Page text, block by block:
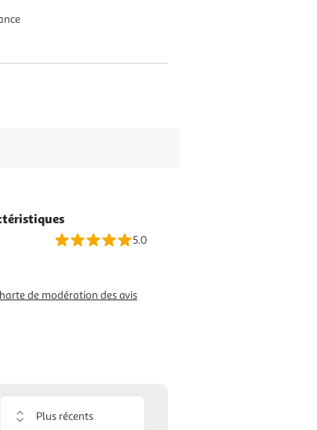
5.0
de modération des avis
Trier